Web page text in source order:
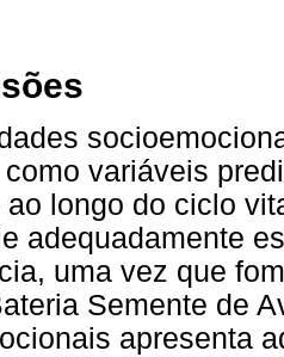
como variáveis
longo do ciclo
adequadamente
uma vez que
Semente de
apresenta